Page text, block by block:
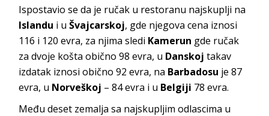
Ispostavio se da je ručak u restoranu najskuplji na
Islandu i uŠvajcarskoj, gde njegova cena iznosi
116 i 120 evra, za njima sledi Kamerun gde ručak
za dvoje košta obično 98 evra, u Danskoj takav
izdatak iznosi obično 92 evra, na Barbadosu je 87
evra, u Norveškoj – 84 evra i u Belgiji 78 evra.
Među deset zemalja sa najskupljim odlascima u